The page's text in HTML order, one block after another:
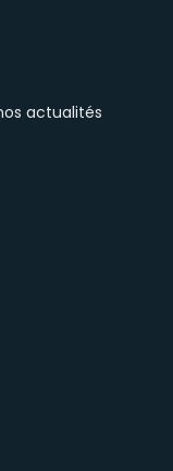
actualités